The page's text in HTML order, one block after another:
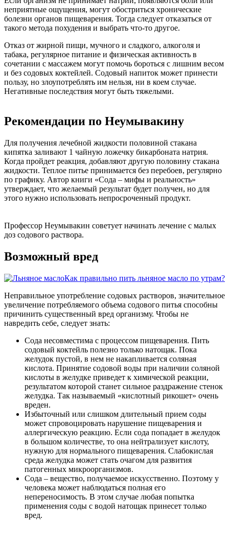
неприятные ощущения, могут обостриться хронические
болезни органов пищеварения. Тогда следует отказаться от
такого метода похудения и выбрать что-то другое.
Отказ от жирной пищи, мучного и сладкого, алкоголя и
табака, регулярное питание и физическая активность в
сочетании с массажем могут помочь бороться с лишним весом
и без содовых коктейлей. Содовый напиток может принести
пользу, но злоупотреблять им нельзя, ни в коем случае.
Негативные последствия могут быть тяжелыми.
Рекомендации по Неумывакину
Для получения лечебной жидкости половиной стакана
кипятка заливают 1 чайную ложечку бикарбоната натрия.
Когда пройдет реакция, добавляют другую половину стакана
жидкости. Теплое питье принимается без перебоев, регулярно
по графику. Автор книги «Сода – мифы и реальность»
утверждает, что желаемый результат будет получен, но для
этого нужно использовать непросроченный продукт.
Профессор Неумывакин советует начинать лечение с малых
доз содового раствора.
Возможный вред
Как правильно пить льняное масло по утрам?
Неправильное употребление содовых растворов, значительное
увеличение потребляемого объема содового питья способны
причинить существенный вред организму. Чтобы не
навредить себе, следует знать:
Сода несовместима с процессом пищеварения. Пить
содовый коктейль полезно только натощак. Пока
желудок пустой, в нем не накапливается соляная
кислота. Принятие содовой воды при наличии соляной
кислоты в желудке приведет к химической реакции,
результатом которой станет сильное раздражение стенок
желудка. Так называемый «кислотный рикошет» очень
вреден.
Избыточный или слишком длительный прием соды
может спровоцировать нарушение пищеварения и
аллергическую реакцию. Если сода попадает в желудок
в большом количестве, то она нейтрализует кислоту,
нужную для нормального пищеварения. Слабокислая
среда желудка может стать очагом для развития
патогенных микроорганизмов.
Сода – вещество, получаемое искусственно. Поэтому у
человека может наблюдаться полная его
непереносимость. В этом случае любая попытка
применения соды с водой натощак принесет только
вред.